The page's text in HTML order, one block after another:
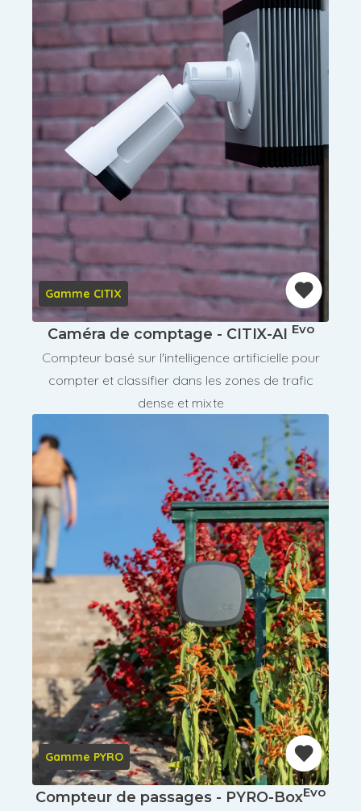
Gamme CITIX
Caméra de comptage - CITIX-AI Evo
Compteur basé sur l'intelligence artificielle pour
compter et classifier dans les zones de trafic
dense et mixte
Gamme PYRO
Compteur de passages - PYRO-BoxEvo